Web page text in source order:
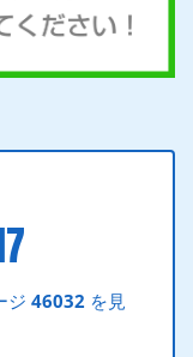
ジ46032 を見